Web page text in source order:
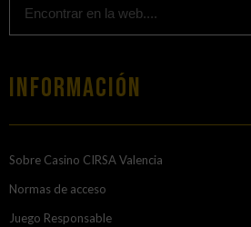
Información
Sobre Casino CIRSA Valencia
Normas de acceso
Juego Responsable